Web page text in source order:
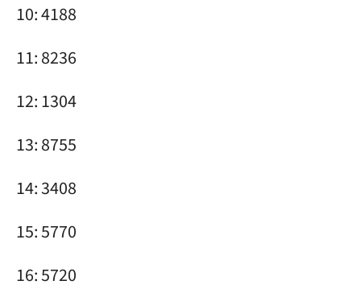
10: 4188
11: 8236
12: 1304
13: 8755
14: 3408
15: 5770
16: 5720